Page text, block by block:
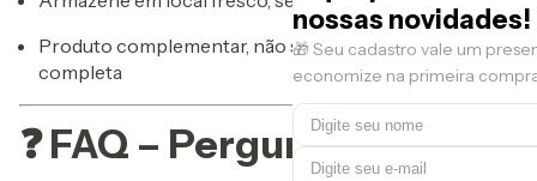
nossas novidades!
🎁 Seu cadastro vale um
economize na primeira
Produto complementar, não substitui alimentação
completa
❓ FAQ – Perguntas